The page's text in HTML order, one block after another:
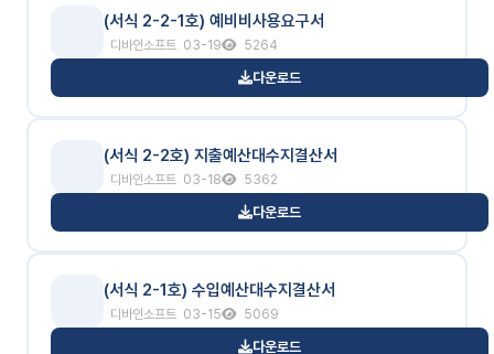
(서식 2-2-1호) 예비비사용요구서
디바인소프트 03-19 5264
다운로드
(서식 2-2호) 지출예산대수지결산서
디바인소프트 03-18 5362
다운로드
(서식 2-1호) 수입예산대수지결산서
디바인소프트 03-15 5069
다운로드